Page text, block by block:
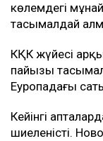
көлемдегі
тасымалдай
КҚК жүйесі
пайызы
Еуропадағы
Кейінгі
шиеленісті.